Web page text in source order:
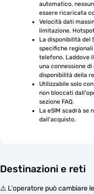
automatico,
essere ricaricata
Velocità dati
limitazione.
La disponibilità del
specifiche
telefono. Laddove
una connessione
disponibilità della
Utilizzabile solo
non bloccati
sezione FAQ.
La eSIM scadrà se
dall'acquisto.
Destinazioni e reti
⚠️ L'operatore può cambiare